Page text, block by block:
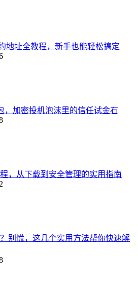
地址全教程，新手也能轻松搞定
，加密投机泡沫里的信任试金石
，从下载到安全管理的实用指南
别慌，这几个实用方法帮你快速解